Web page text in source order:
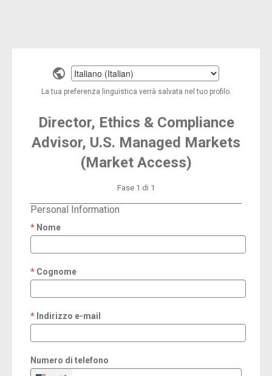
Select
a
language
La tua preferenza linguistica verrà salvata nel tuo profilo.
Director, Ethics & Compliance
Advisor, U.S. Managed Markets
(Market Access)
Fase 1 di 1
Personal Information
Nome
required
Cognome
required
Indirizzo e-mail
required
Numero di telefono